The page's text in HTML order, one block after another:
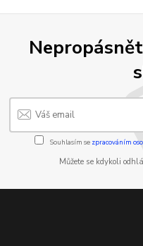
Souhlasím se zpracováním
Můžete se kdykoli